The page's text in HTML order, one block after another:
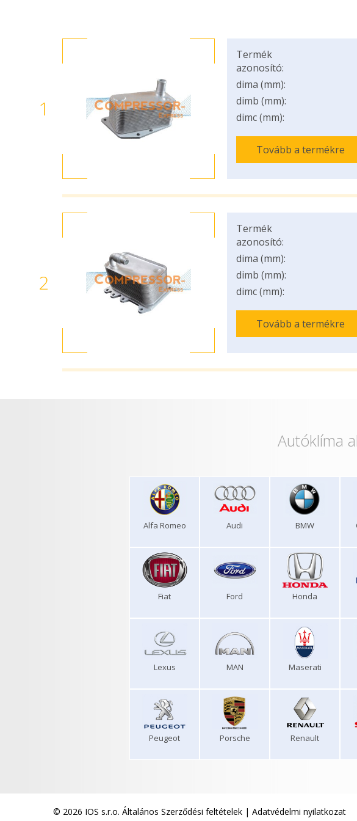
1
Termék
azonosító:
dima (mm):
dimb (mm):
dimc (mm):
Tovább a termékre
2
Termék
azonosító:
dima (mm):
dimb (mm):
dimc (mm):
Tovább a termékre
Autóklíma
Alfa Romeo Audi BMW
Fiat Ford Honda
Lexus MAN Maserati
Peugeot Porsche Renault
© 2026 IOS s.r.o. Általános Szerződési feltételek | Adatvédelmi nyilatkozat